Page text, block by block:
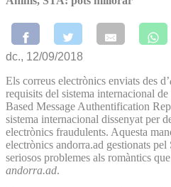
dc., 12/09/2018
Els correus electrònics enviats des d’
requisits del sistema internacional
Based Message Authentification
sistema internacional dissenyat per
electrònics fraudulents. Aquesta
electrònics andorra.ad gestionats
seriosos problemes als romàntics
andorra.ad.